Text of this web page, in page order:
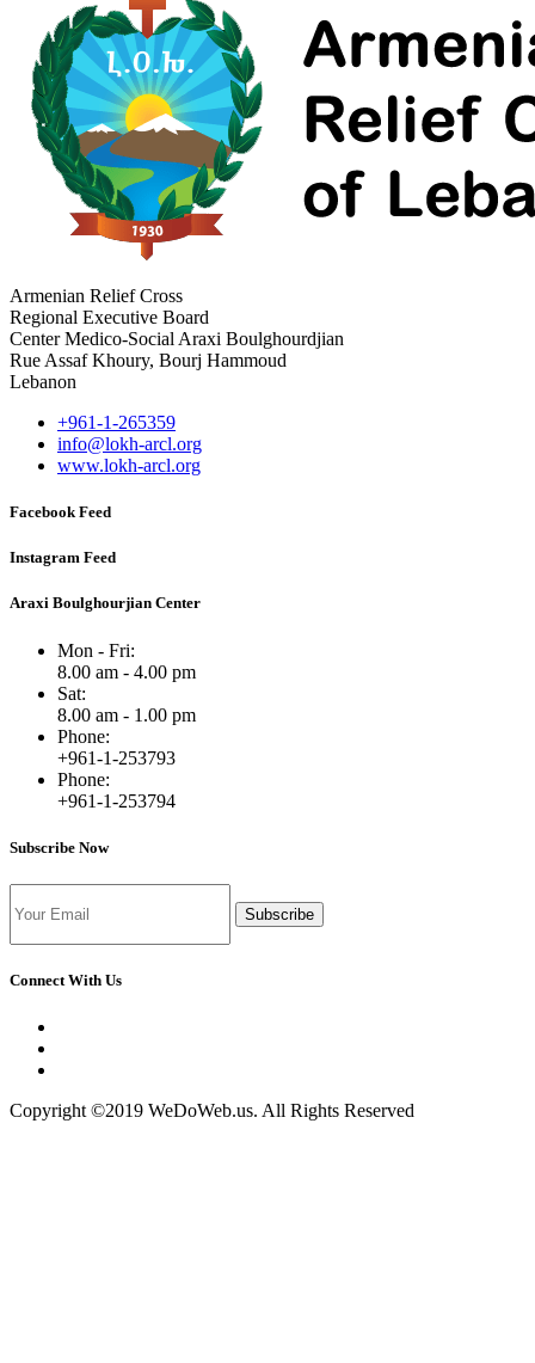
Armenian Relief Cross
Regional Executive Board
Center Medico-Social Araxi Boulghourdjian
Rue Assaf Khoury, Bourj Hammoud
Lebanon
+961-1-265359
info@lokh-arcl.org
www.lokh-arcl.org
Facebook Feed
Instagram Feed
Araxi Boulghourjian Center
Mon - Fri:
8.00 am - 4.00 pm
Sat:
8.00 am - 1.00 pm
Phone:
+961-1-253793
Phone:
+961-1-253794
Subscribe Now
Subscribe
Connect With Us
Copyright ©2019 WeDoWeb.us. All Rights Reserved